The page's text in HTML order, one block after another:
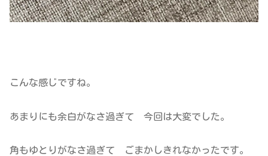
こんな感じですね。
あまりにも余白がなさ過ぎて 今回は大変でした。
角もゆとりがなさ過ぎて ごまかしきれなかったです。